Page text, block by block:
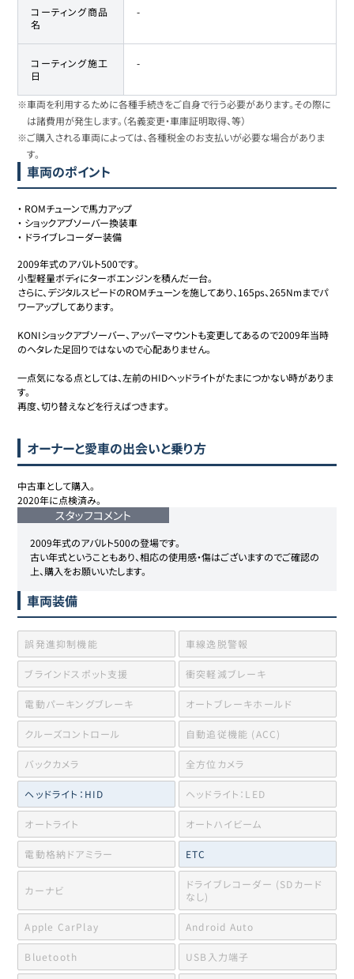
コーティング商品
名
-
コーティング施工
日
-
※車両を利用するために各種手続きをご自身で行う必要があります。その際に
は諸費用が発生します。（名義変更・車庫証明取得、等）
※ご購入される車両によっては、各種税金のお支払いが必要な場合がありま
す。
車両のポイント
・ ROMチューンで馬力アップ
・ ショックアブソーバー換装車
・ ドライブレコーダー装備
2009年式のアバルト500です。
小型軽量ボディにターボエンジンを積んだ一台。
さらに、デジタルスピードのROMチューンを施してあり、165ps、265Nmまでパ
ワーアップしてあります。
KONIショックアブソーバー、アッパーマウントも変更してあるので2009年当時
のヘタレた足回りではないので心配ありません。
一点気になる点としては、左前のHIDヘッドライトがたまにつかない時がありま
す。
再度、切り替えなどを行えばつきます。
オーナーと愛車の出会いと乗り方
中古車として購入。
2020年に点検済み。
スタッフコメント
2009年式のアバルト500の登場です。
古い年式ということもあり、相応の使用感・傷はございますのでご確認の
上、購入をお願いいたします。
車両装備
誤発進抑制機能 車線逸脱警報
ブラインドスポット支援 衝突軽減ブレーキ
電動パーキングブレーキ オートブレーキホールド
クルーズコントロール 自動追従機能 (ACC)
バックカメラ 全方位カメラ
ヘッドライト：HID ヘッドライト：LED
オートライト オートハイビーム
電動格納ドアミラー ETC
カーナビ
ドライブレコーダー (SDカード
なし)
Apple CarPlay Android Auto
Bluetooth USB入力端子